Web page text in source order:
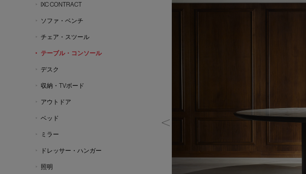
IXC CONTRACT
ソファ・ベンチ
チェア・スツール
テーブル・コンソール
デスク
収納・TVボード
アウトドア
ベッド
ミラー
ドレッサー・ハンガー
照明